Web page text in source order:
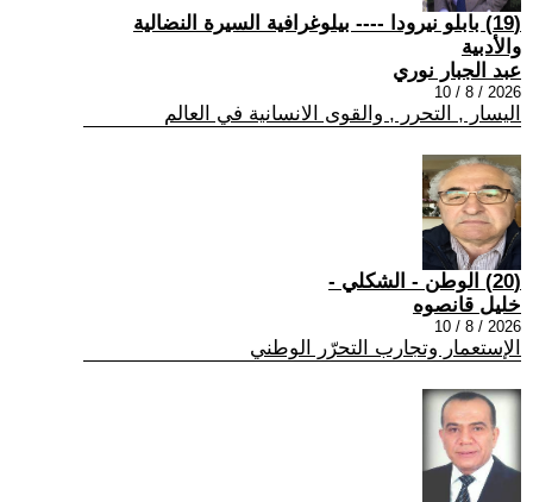
(19) بابلو نيرودا ---- بيلوغرافية السيرة النضالية
والأدبية
عبد الجبار نوري
2026 / 8 / 10
اليسار , التحرر , والقوى الانسانية في العالم
(20) الوطن - الشكلي -
خليل قانصوه
2026 / 8 / 10
الإستعمار وتجارب التحرّر الوطني